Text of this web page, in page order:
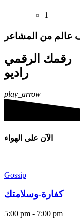
1
عالم من المشاعر
رقمك الرقمي
راديو
play_arrow
الآن على الهواء
Gossip
كفارة-وسلامتك
5:00 pm - 7:00 pm